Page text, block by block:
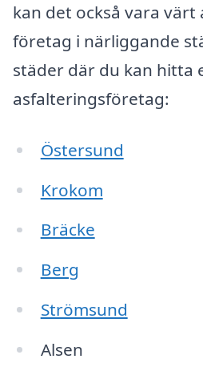
kan det också vara värt
företag i närliggande
städer där du kan hitta
asfalteringsföretag:
Östersund
Krokom
Bräcke
Berg
Strömsund
Alsen